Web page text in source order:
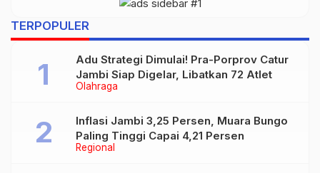
TERPOPULER
Olahraga
Adu Strategi Dimulai! Pra-Porprov Catur
Jambi Siap Digelar, Libatkan 72 Atlet
Regional
Inflasi Jambi 3,25 Persen, Muara Bungo
Paling Tinggi Capai 4,21 Persen